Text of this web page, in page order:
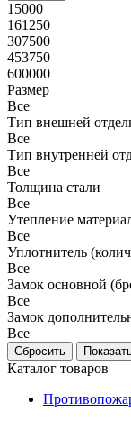
15000
161250
307500
453750
600000
Размер
Все
Тип внешней
Все
Тип внутренней
Все
Толщина стали
Все
Утепление
Все
Уплотнитель
Все
Замок основной
Все
Замок
Все
Каталог товаров